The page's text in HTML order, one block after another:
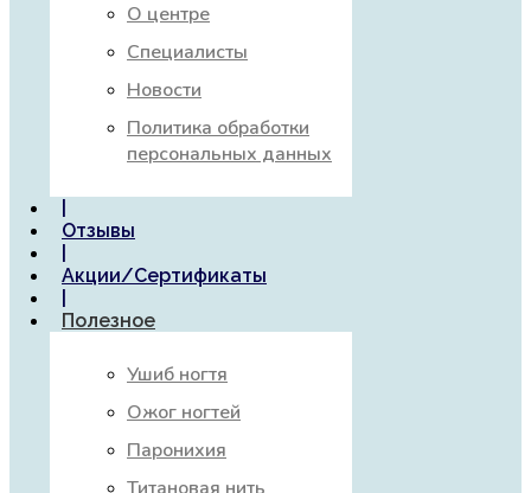
О центре
Специалисты
Новости
Политика обработки
персональных данных
Отзывы
Акции/Сертификаты
Полезное
Ушиб ногтя
Ожог ногтей
Паронихия